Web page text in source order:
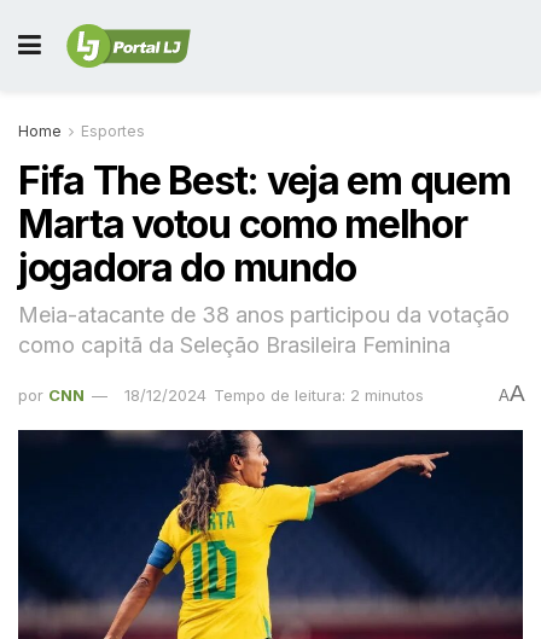
Home Esportes
Fifa The Best: veja em quem
Marta votou como melhor
jogadora do mundo
Meia-atacante de 38 anos participou da votação
como capitã da Seleção Brasileira Feminina
por CNN 18/12/2024 Tempo de leitura: 2 minutos AA